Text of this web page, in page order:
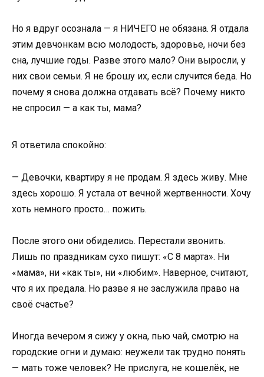
Но я вдруг осознала — я НИЧЕГО не обязана. Я отдала
этим девчонкам всю молодость, здоровье, ночи без
сна, лучшие годы. Разве этого мало? Они выросли, у
них свои семьи. Я не брошу их, если случится беда. Но
почему я снова должна отдавать всё? Почему никто
не спросил — а как ты, мама?
Я ответила спокойно:
— Девочки, квартиру я не продам. Я здесь живу. Мне
здесь хорошо. Я устала от вечной жертвенности. Хочу
хоть немного просто… пожить.
После этого они обиделись. Перестали звонить.
Лишь по праздникам сухо пишут: «С 8 марта». Ни
«мама», ни «как ты», ни «любим». Наверное, считают,
что я их предала. Но разве я не заслужила право на
своё счастье?
Иногда вечером я сижу у окна, пью чай, смотрю на
городские огни и думаю: неужели так трудно понять
— мать тоже человек? Не прислуга, не кошелёк, не